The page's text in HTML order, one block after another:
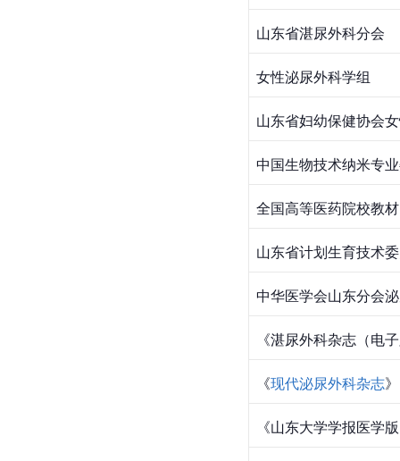
山东省湛尿外科分会
女性泌尿外科学组
山东省妇幼保健协会
中国生物技术纳米专
全国高等医药院校教
山东省计划生育技术
中华医学会山东分会
《湛尿外科杂志（电
《现代泌尿外科杂志》
《山东大学学报医学